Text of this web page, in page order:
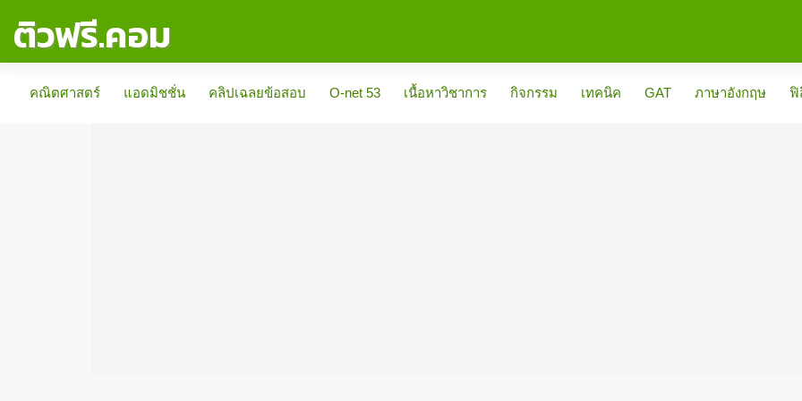
ติวฟรี.คอม
คณิตศาสตร์
แอดมิชชั่น คลิปเฉลยข้อสอบ O-net 53 เนื้อหาวิชาการ กิจกรรม เทคนิค GAT ภาษาอังกฤษ ฟิ